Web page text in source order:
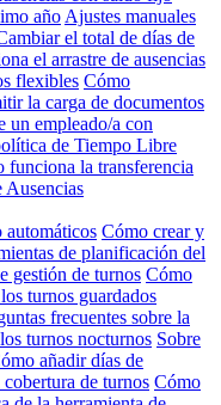
año Ajustes manuales
el total de días de
el arrastre de ausencias
flexibles Cómo
la carga de documentos
un empleado/a con
de Tiempo Libre
funciona la transferencia
Ausencias
automáticos Cómo crear y
de planificación del
gestión de turnos Cómo
turnos guardados
frecuentes sobre la
turnos nocturnos Sobre
añadir días de
de turnos Cómo